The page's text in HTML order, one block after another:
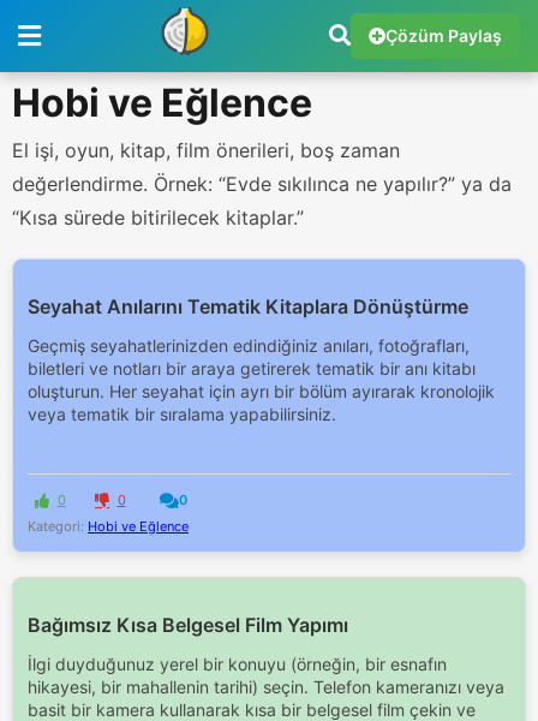
Çözüm Paylaş
Hobi ve Eğlence
El işi, oyun, kitap, film önerileri, boş zaman
değerlendirme. Örnek: “Evde sıkılınca ne yapılır?” ya da
“Kısa sürede bitirilecek kitaplar.”
Seyahat Anılarını Tematik Kitaplara Dönüştürme
Geçmiş seyahatlerinizden edindiğiniz anıları, fotoğrafları,
biletleri ve notları bir araya getirerek tematik bir anı kitabı
oluşturun. Her seyahat için ayrı bir bölüm ayırarak kronolojik
veya tematik bir sıralama yapabilirsiniz.
0 0
0
Kategori: Hobi ve Eğlence
Bağımsız Kısa Belgesel Film Yapımı
İlgi duyduğunuz yerel bir konuyu (örneğin, bir esnafın
hikayesi, bir mahallenin tarihi) seçin. Telefon kameranızı veya
basit bir kamera kullanarak kısa bir belgesel film çekin ve